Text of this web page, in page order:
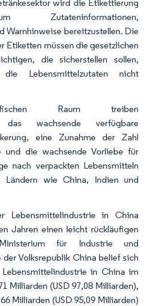
wird die Etikettierung
Zutateninformationen,
Warnhinweise bereitzustellen. Die
Etiketten müssen die gesetzlichen
die sicherstellen sollen,
Lebensmittelzutaten nicht
Raum treiben
das wachsende verfügbare
eine Zunahme der Zahl
und die wachsende Vorliebe für
nach verpackten Lebensmitteln
Ländern wie China, Indien und
Lebensmittelindustrie in China
Jahren einen leicht rückläufigen
für Industrie und
Volksrepublik China belief sich
in China im
Milliarden (USD 97,08 Milliarden),
Milliarden (USD 95,09 Milliarden)